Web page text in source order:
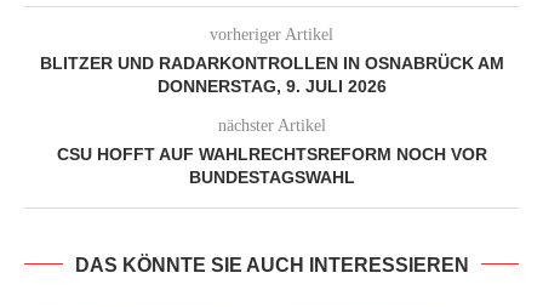
vorheriger Artikel
BLITZER UND RADARKONTROLLEN IN OSNABRÜCK AM
DONNERSTAG, 9. JULI 2026
nächster Artikel
CSU HOFFT AUF WAHLRECHTSREFORM NOCH VOR
BUNDESTAGSWAHL
DAS KÖNNTE SIE AUCH INTERESSIEREN